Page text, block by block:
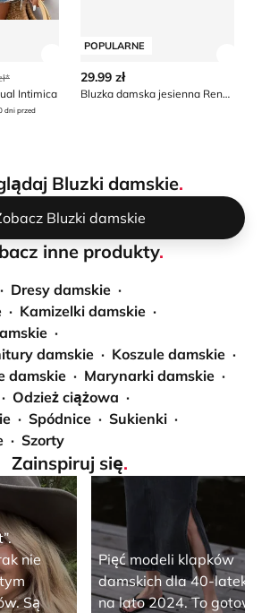
Intimica
dni przed
POPULARNE
29.99 zł
Bluzka damska jesienna Renee
Bluzki damskie.
Bluzki damskie
inne produkty.
Dresy damskie
Kamizelki damskie
damskie
Koszule damskie
damskie
Marynarki damskie
Odzież ciążowa
Spódnice
Sukienki
Szorty
Zainspiruj się.
nie
Są
Pięć modeli klapków
damskich dla 40-latek
na lato 2024. To gotowa